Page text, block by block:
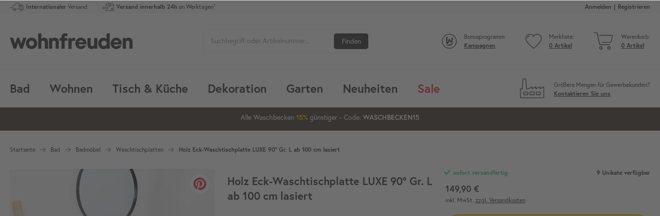
Internationaler Versand Versand innerhalb 24h an Werktagen¹ Anmelden Registrieren
Bonusprogramm:
Kampagnen
Merkliste:
0 Artikel
Warenkorb:
0 Artikel
Finden
Bad Wohnen Tisch & Küche Dekoration Garten Neuheiten Sale
Größere Mengen für Gewerbekunden?
Kontaktieren Sie uns
1 08 06 34
Alle Waschbecken 15% günstiger - Code: WASCHBECKEN15
20%
Startseite Bad Badmöbel Waschtischplatten Holz Eck-Waschtischplatte LUXE 90° Gr. L ab 100 cm lasiert
Holz Eck-Waschtischplatte LUXE 90° Gr. L
ab 100 cm lasiert
9 Unikate verfügbar
sofort versandfertig
149,90 €
inkl. MwSt. zzgl. Versandkosten